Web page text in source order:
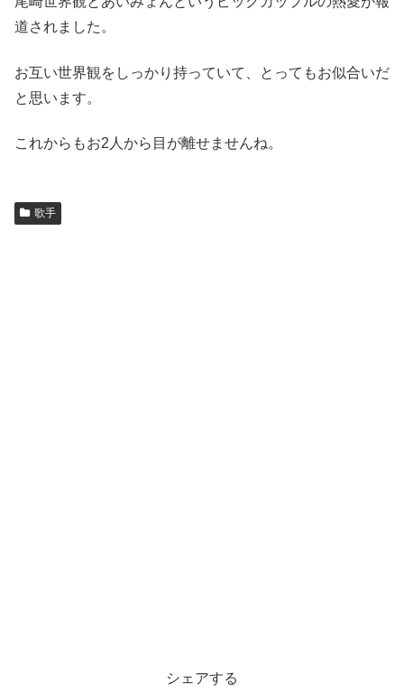
道されました。
お互い世界観をしっかり持っていて、とってもお似合いだ
と思います。
これからもお2人から目が離せませんね。
歌手
シェアする